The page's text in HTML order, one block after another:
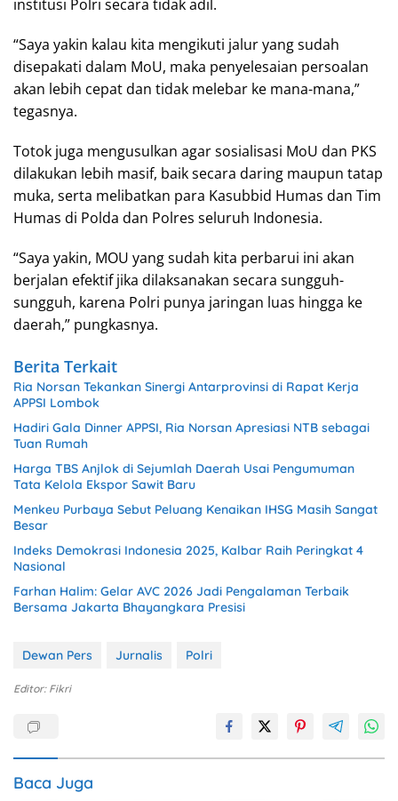
institusi Polri secara tidak adil.
“Saya yakin kalau kita mengikuti jalur yang sudah
disepakati dalam MoU, maka penyelesaian persoalan
akan lebih cepat dan tidak melebar ke mana-mana,”
tegasnya.
Totok juga mengusulkan agar sosialisasi MoU dan PKS
dilakukan lebih masif, baik secara daring maupun tatap
muka, serta melibatkan para Kasubbid Humas dan Tim
Humas di Polda dan Polres seluruh Indonesia.
“Saya yakin, MOU yang sudah kita perbarui ini akan
berjalan efektif jika dilaksanakan secara sungguh-
sungguh, karena Polri punya jaringan luas hingga ke
daerah,” pungkasnya.
Berita Terkait
Ria Norsan Tekankan Sinergi Antarprovinsi di Rapat Kerja
APPSI Lombok
Hadiri Gala Dinner APPSI, Ria Norsan Apresiasi NTB sebagai
Tuan Rumah
Harga TBS Anjlok di Sejumlah Daerah Usai Pengumuman
Tata Kelola Ekspor Sawit Baru
Menkeu Purbaya Sebut Peluang Kenaikan IHSG Masih Sangat
Besar
Indeks Demokrasi Indonesia 2025, Kalbar Raih Peringkat 4
Nasional
Farhan Halim: Gelar AVC 2026 Jadi Pengalaman Terbaik
Bersama Jakarta Bhayangkara Presisi
Dewan Pers Jurnalis Polri
Editor: Fikri
Baca Juga